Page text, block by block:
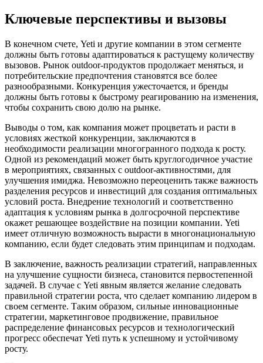
Ключевые перспективы и вызовы
В конечном счете, Yeti и другие компании в этом сегменте
должны быть готовы адаптироваться к растущему количеству
вызовов. Рынок outdoor-продуктов продолжает меняться, и
потребительские предпочтения становятся все более
разнообразными. Конкуренция ужесточается, и бренды
должны быть готовы к быстрому реагированию на изменения,
чтобы сохранить свою долю на рынке.
Выводы о том, как компания может процветать и расти в
условиях жесткой конкуренции, заключаются в
необходимости реализации многогранного подхода к росту.
Одной из рекомендаций может быть круглогодичное участие
в мероприятиях, связанных с outdoor-активностями, для
улучшения имиджа. Невозможно переоценить также важность
разделения ресурсов и инвестиций для создания оптимальных
условий роста. Внедрение технологий и соответственно
адаптация к условиям рынка в долгосрочной перспективе
окажет решающее воздействие на позиции компании. Yeti
имеет отличную возможность вырасти в многонациональную
компанию, если будет следовать этим принципам и подходам.
В заключение, важность реализации стратегий, направленных
на улучшение сущности бизнеса, становится первостепенной
задачей. В случае с Yeti явным является желание следовать
правильной стратегии роста, что сделает компанию лидером в
своем сегменте. Таким образом, сильные инновационные
стратегии, маркетинговое продвижение, правильное
распределение финансовых ресурсов и технологический
прогресс обеспечат Yeti путь к успешному и устойчивому
росту.